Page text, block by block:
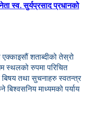
स्व. सुर्यप्रसाद प्रधानको
शताब्दीको तेस्रो
स्थलको रुपमा परिचित
बिषय तथा सुचनाहरु स्वतन्त्र
बिश्वसनिय माध्यमको पर्याय